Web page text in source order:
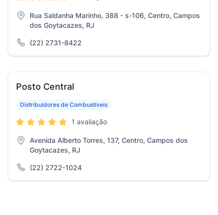
Rua Saldanha Marinho, 388 - s-106, Centro, Campos
dos Goytacazes, RJ
(22) 2731-8422
Posto Central
Distribuidores de Combustíveis
1 avaliação
Avenida Alberto Torres, 137, Centro, Campos dos
Goytacazes, RJ
(22) 2722-1024